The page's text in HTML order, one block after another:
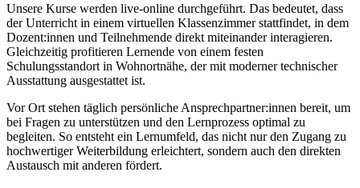
Unsere Kurse werden live-online durchgeführt. Das bedeutet, dass
der Unterricht in einem virtuellen Klassenzimmer stattfindet, in dem
Dozent:innen und Teilnehmende direkt miteinander interagieren.
Gleichzeitig profitieren Lernende von einem festen
Schulungsstandort in Wohnortnähe, der mit moderner technischer
Ausstattung ausgestattet ist.
Vor Ort stehen täglich persönliche Ansprechpartner:innen bereit, um
bei Fragen zu unterstützen und den Lernprozess optimal zu
begleiten. So entsteht ein Lernumfeld, das nicht nur den Zugang zu
hochwertiger Weiterbildung erleichtert, sondern auch den direkten
Austausch mit anderen fördert.